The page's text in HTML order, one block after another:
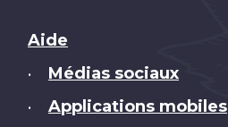
Brand
Aide
• Médias sociaux
• Applications mobiles